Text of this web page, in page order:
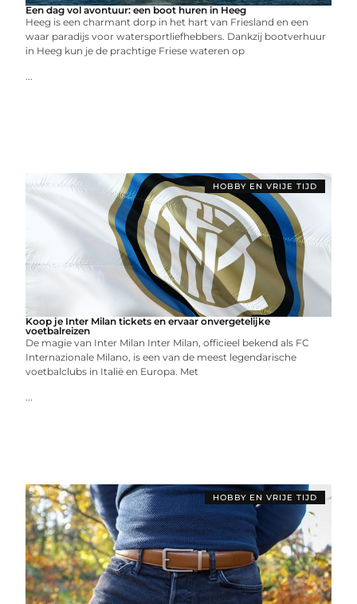
Een dag vol avontuur: een boot huren in Heeg
Heeg is een charmant dorp in het hart van Friesland en een
waar paradijs voor watersportliefhebbers. Dankzij bootverhuur
in Heeg kun je de prachtige Friese wateren op
...
HOBBY EN VRIJE TIJD
Koop je Inter Milan tickets en ervaar onvergetelijke
voetbalreizen
De magie van Inter Milan Inter Milan, officieel bekend als FC
Internazionale Milano, is een van de meest legendarische
voetbalclubs in Italië en Europa. Met
...
HOBBY EN VRIJE TIJD